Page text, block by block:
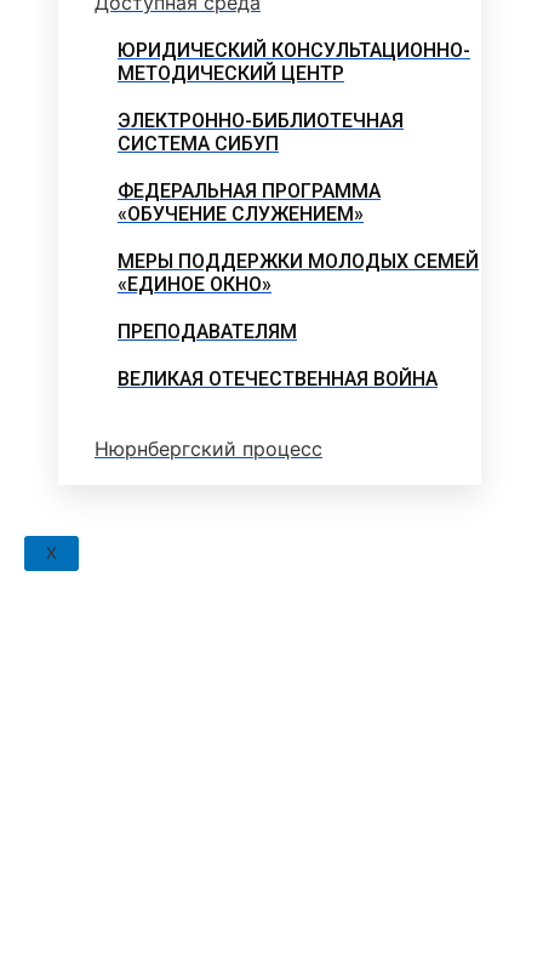
ЮРИДИЧЕСКИЙ КОНСУЛЬТАЦИОННО-
МЕТОДИЧЕСКИЙ ЦЕНТР
ЭЛЕКТРОННО-БИБЛИОТЕЧНАЯ
СИСТЕМА СИБУП
ФЕДЕРАЛЬНАЯ ПРОГРАММА
«ОБУЧЕНИЕ СЛУЖЕНИЕМ»
МЕРЫ ПОДДЕРЖКИ МОЛОДЫХ СЕМЕЙ
«ЕДИНОЕ ОКНО»
ПРЕПОДАВАТЕЛЯМ
ВЕЛИКАЯ ОТЕЧЕСТВЕННАЯ ВОЙНА
Нюрнбергский процесс
X